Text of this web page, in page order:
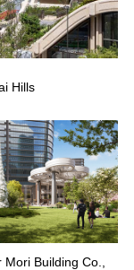
Hills
Building Co.,